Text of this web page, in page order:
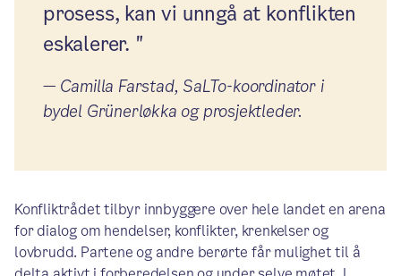
prosess, kan vi unngå at konflikten
eskalerer. "
— Camilla Farstad, SaLTo-koordinator i
bydel Grünerløkka og prosjektleder.
Konfliktrådet tilbyr innbyggere over hele landet en arena
for dialog om hendelser, konflikter, krenkelser og
lovbrudd. Partene og andre berørte får mulighet til å